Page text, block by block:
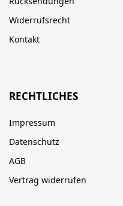
Widerrufsrecht
Kontakt
RECHTLICHES
Impressum
Datenschutz
AGB
Vertrag widerrufen